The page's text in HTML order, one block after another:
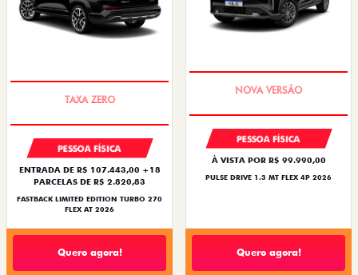
PESSOA FÍSICA
ENTRADA DE R$ 107.443,00 +18
PARCELAS DE R$ 2.820,83
FASTBACK LIMITED EDITION TURBO 270
FLEX AT 2026
Quero agora!
PESSOA FÍSICA
À VISTA POR R$ 99.990,00
PULSE DRIVE 1.3 MT FLEX 4P 2026
Quero agora!